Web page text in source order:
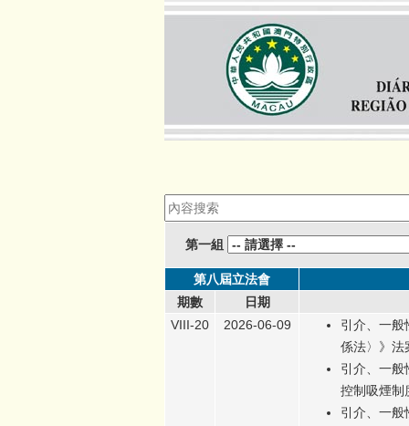
第一組
第八屆立法會
期數
日期
VIII-20
2026-06-09
引介、一般
係法〉》法
引介、一般
控制吸煙制
引介、一般